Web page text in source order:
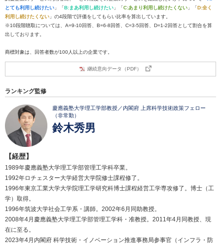
とても利用し続けたい 」「B:まあ利用し続けたい 」「C:あまり利用し続けたくない 」「D:全く
利用し続けたくない 」の4段階で評価をしてもらい比率を算出しています。
※10段階聴取については、A=9-10回答、B=6-8回答、C=3-5回答、D=1-2回答として割合を算
出しております。
商標対象は、回答者数が100人以上の企業です。
継続意向データ（PDF）
ランキング監修
慶應義塾大学理工学部教授／内閣府 上席科学技術政策フェロー
（非常勤）
鈴木秀男
【経歴】
1989年慶應義塾大学理工学部管理工学科卒業。
1992年ロチェスター大学経営大学院修士課程修了。
1996年東京工業大学大学院理工学研究科博士課程経営工学専攻修了。博士（工
学）取得。
1996年筑波大学社会工学系・講師。2002年6月同助教授。
2008年4月慶應義塾大学理工学部管理工学科・准教授。2011年4月同教授、現
在に至る。
2023年4月内閣府 科学技術・イノベーション推進事務局参事官（インフラ・防